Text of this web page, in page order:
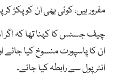
مفرور ہیں، کوئی بھی ان کو پکڑ
چیف جسٹس کا کہنا تھا کہ اگر
ان کا پاسپورٹ منسوخ کیا
انٹرپول سے رابطہ کیا جائے۔